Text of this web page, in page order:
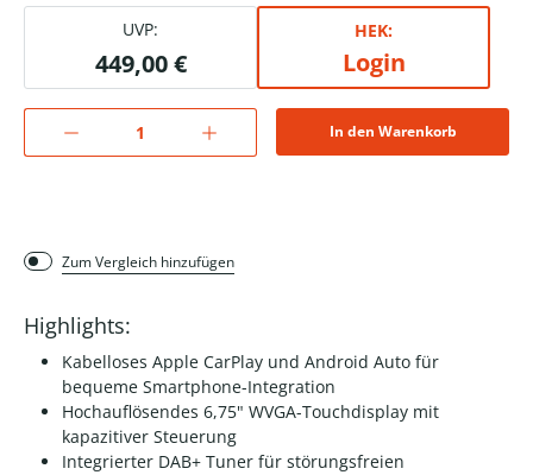
UVP:
449,00 €
HEK:
Login
In den Warenkorb
Zum Vergleich hinzufügen
Highlights:
Kabelloses Apple CarPlay und Android Auto für
bequeme Smartphone-Integration
Hochauflösendes 6,75" WVGA-Touchdisplay mit
kapazitiver Steuerung
Integrierter DAB+ Tuner für störungsfreien